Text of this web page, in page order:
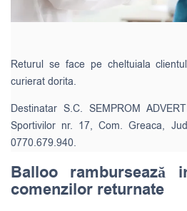
Returul se face pe cheltuiala
curierat dorita.
Destinatar S.C. SEMPROM
Sportivilor nr. 17, Com. Greaca,
0770.679.940.
Balloo rambursează
comenzilor returnate